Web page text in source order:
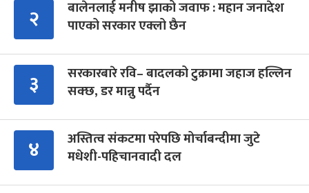
२
बालेनलाई मनीष झाको जवाफ : महान जनादेश
पाएको सरकार एक्लो छैन
३
सरकारबारे रवि– बादलको टुक्रामा जहाज हल्लिन
सक्छ, डर मान्नु पर्दैन
४
अस्तित्व संकटमा परेपछि मोर्चाबन्दीमा जुटे
मधेशी-पहिचानवादी दल